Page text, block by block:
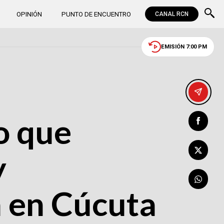
OPINIÓN PUNTO DE ENCUENTRO CANAL RCN
EMISIÓN 7:00 PM
que
Cúcuta